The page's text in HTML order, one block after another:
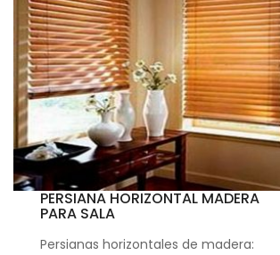
PERSIANA HORIZONTAL MADERA
PARA SALA
Persianas horizontales de madera: